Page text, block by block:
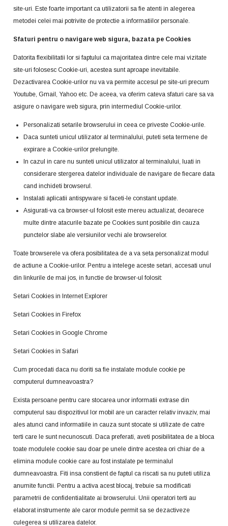
site-uri. Este foarte important ca utilizatorii sa fie atenti in alegerea
metodei celei mai potrivite de protectie a informatiilor personale.
Sfaturi pentru o navigare web sigura, bazata pe Cookies
Datorita flexibilitatii lor si faptului ca majoritatea dintre cele mai vizitate
site-uri folosesc Cookie-uri, acestea sunt aproape inevitabile.
Dezactivarea Cookie-urilor nu va va permite accesul pe site-uri precum
Youtube, Gmail, Yahoo etc. De aceea, va oferim cateva sfaturi care sa va
asigure o navigare web sigura, prin intermediul Cookie-urilor.
Personalizati setarile browserului in ceea ce priveste Cookie-urile.
Daca sunteti unicul utilizator al terminalului, puteti seta termene de
expirare a Cookie-urilor prelungite.
In cazul in care nu sunteti unicul utilizator al terminalului, luati in
considerare stergerea datelor individuale de navigare de fiecare data
cand inchideti browserul.
Instalati aplicatii antispyware si faceti-le constant update.
Asigurati-va ca browser-ul folosit este mereu actualizat, deoarece
multe dintre atacurile bazate pe Cookies sunt posibile din cauza
punctelor slabe ale versiunilor vechi ale browserelor.
Toate browserele va ofera posibilitatea de a va seta personalizat modul
de actiune a Cookie-urilor. Pentru a intelege aceste setari, accesati unul
din linkurile de mai jos, in functie de browser-ul folosit:
Setari Cookies in Internet Explorer
Setari Cookies in Firefox
Setari Cookies in Google Chrome
Setari Cookies in Safari
Cum procedati daca nu doriti sa fie instalate module cookie pe
computerul dumneavoastra?
Exista persoane pentru care stocarea unor informatii extrase din
computerul sau dispozitivul lor mobil are un caracter relativ invaziv, mai
ales atunci cand informatiile in cauza sunt stocate si utilizate de catre
terti care le sunt necunoscuti. Daca preferati, aveti posibilitatea de a bloca
toate modulele cookie sau doar pe unele dintre acestea ori chiar de a
elimina module cookie care au fost instalate pe terminalul
dumneavoastra. Fiti insa constient de faptul ca riscati sa nu puteti utiliza
anumite functii. Pentru a activa acest blocaj, trebuie sa modificati
parametrii de confidentialitate ai browserului. Unii operatori terti au
elaborat instrumente ale caror module permit sa se dezactiveze
culegerea si utilizarea datelor.